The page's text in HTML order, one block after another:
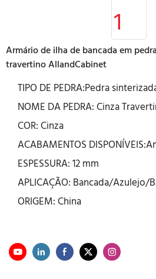
Armário de ilha de bancada em
travertino AllandCabinet
TIPO DE PEDRA:Pedra
NOME DA PEDRA: Cinza
COR: Cinza
ACABAMENTOS
ESPESSURA: 12 mm
APLICAÇÃO: Bancada/Azulejo/
ORIGEM: China